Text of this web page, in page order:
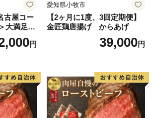
あるサンゴの海、それが紀伊半島の先
なのです。
は暖かい海と冷たい海の接するところ
ズンは沖縄やフィリピンなどとよく似た
を見せますが、冬からは海藻が生い茂
熱帯的景観が混じる珍しい景観を見せ
環境は世界的に見てもたいへん珍しい
古屋コー
大満足セ
円
愛知県小牧市
【2ヶ月に1度、3回定期便】
金匠鶏唐揚げ からあげ
39,000円